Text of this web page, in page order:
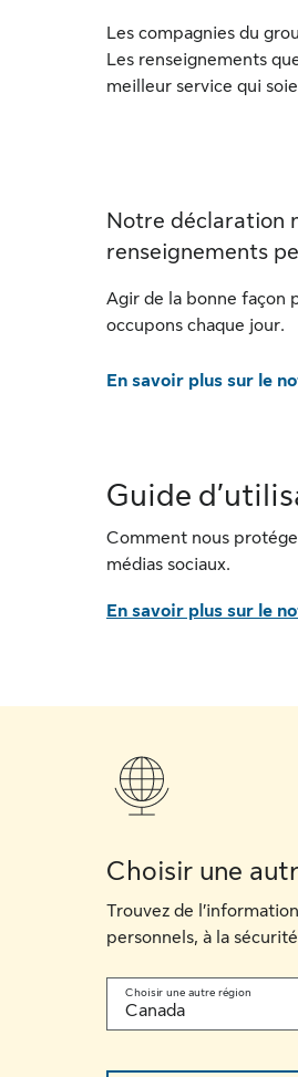
Les compagnies du
Les renseignements
meilleur service qui
Notre déclaration
renseignements
Agir de la bonne façon
occupons chaque jour.
En savoir plus sur le
Guide
Comment nous
médias sociaux.
En savoir plus sur le
Choisir une
Trouvez de
personnels, à la
Choisir une autre région
Canada